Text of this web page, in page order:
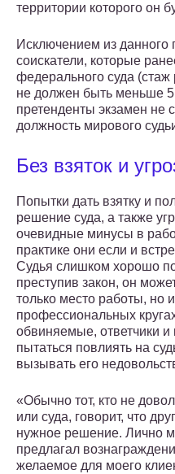
территории которого он
Исключением из данного
соискатели, которые
федерального суда
не должен быть меньше 5
претенденты экзамен не
должность мирового
Без взяток и
Попытки дать взятку и
решение суда, а также
очевидные минусы в
практике они если и
Судья слишком хорошо
преступив закон, он
только место работы, но
профессиональных
обвиняемые, ответчики и
пытаться повлиять на
вызывать его
«Обычно тот, кто не
или суда, говорит, что
нужное решение. Лично
предлагал
желаемое для моего